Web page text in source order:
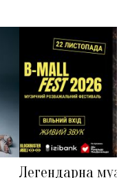
Легендарна